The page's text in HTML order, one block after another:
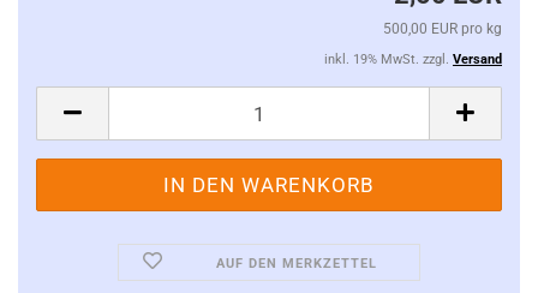
500,00 EUR pro kg
inkl. 19% MwSt. zzgl. Versand
AUF DEN MERKZETTEL